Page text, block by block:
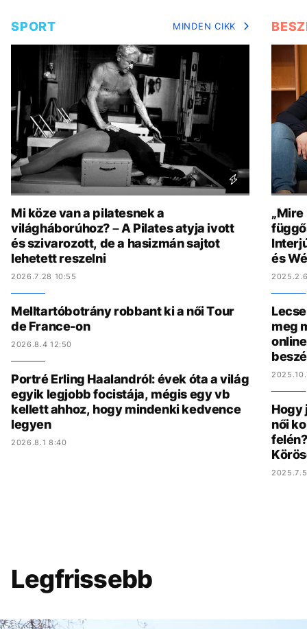
SPORT MINDEN CIKK
Mi köze van a pilatesnek a
világháborúhoz? – A Pilates atyja ivott
és szivarozott, de a hasizmán sajtot
lehetett reszelni
2026.7.28 10:55
Melltartóbotrány robbant ki a női Tour
de France-on
2026.8.4 12:50
Portré Erling Haalandról: évek óta a világ
egyik legjobb focistája, mégis egy vb
kellett ahhoz, hogy mindenki kedvence
legyen
2026.8.1 8:40
és
meg
Hogy
női
Legfrissebb